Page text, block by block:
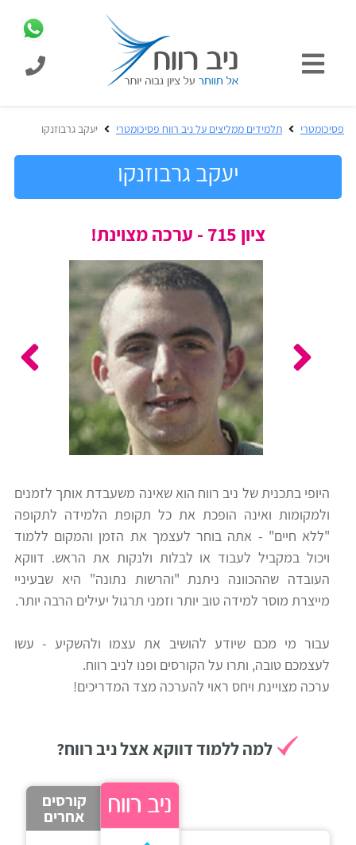
כניסת
תלמידים
מידע
כללי
קורסי
תלמידים
ממליצים
המוצרים
מבית
רווח
הכנה
לצה"ל
וחטיבות
ביניים
הכנה
למבחני
לעבודה
רווח
חיפוש
פסיכומטרי תלמידים ממליצים על ניב רווח פסיכומטרי יעקב גרבוזנקו
יעקב גרבוזנקו
ציון 715 - ערכה מצוינת!
היופי בתכנית של ניב רווח הוא שאינה משעבדת אותך לזמנים
ולמקומות ואינה הופכת את כל תקופת הלמידה לתקופה
"ללא חיים" - אתה בוחר לעצמך את הזמן והמקום ללמוד
ויכול במקביל לעבוד או לבלות ולנקות את הראש. דווקא
העובדה שההכוונה ניתנת "והרשות נתונה" היא שבעיניי
מייצרת מוסר למידה טוב יותר וזמני תרגול יעילים הרבה יותר.
עבור מי מכם שיודע להושיב את עצמו ולהשקיע - עשו
לעצמכם טובה, ותרו על הקורסים ופנו לניב רווח.
ערכה מצויינת ויחס ראוי להערכה מצד המדריכים!
למה ללמוד דווקא אצל ניב רווח?
קורסים
אחרים